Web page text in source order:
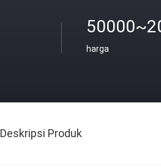
harga
Deskripsi Produk